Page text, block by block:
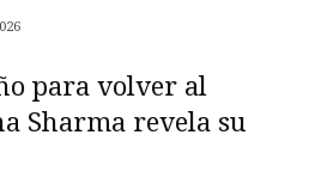
para volver al
Sharma revela su